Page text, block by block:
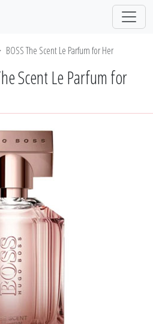
BOSS The Scent Le Parfum for Her
Scent Le Parfum for